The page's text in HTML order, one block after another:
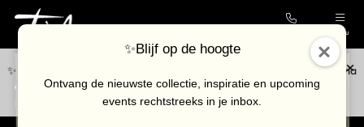
Menu
✨Blijf op de hoogte van de nieuwste collectie en upcoming events via
onze nieuwsbrief
Collectie
Galerie
✨Blijf op de hoogte
Ontvang de nieuwste collectie, inspiratie en upcoming
events rechtstreeks in je inbox.